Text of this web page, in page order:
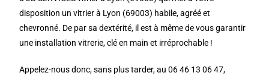
disposition un vitrier à Lyon (69003) habile, agréé et
chevronné. De par sa dextérité, il est à même de vous garantir
une installation vitrerie, clé en main et irréprochable !
Appelez-nous donc, sans plus tarder, au 06 46 13 06 47,